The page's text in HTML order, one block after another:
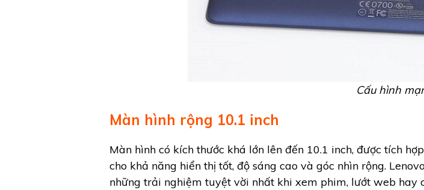
Cấu hình
Màn hình rộng 10.1 inch
Màn hình có kích thước khá lớn lên đến 10.1 inch, được tích
cho khả năng hiển thị tốt, độ sáng cao và góc nhìn rộng.
những trải nghiệm tuyệt vời nhất khi xem phim, lướt web hay